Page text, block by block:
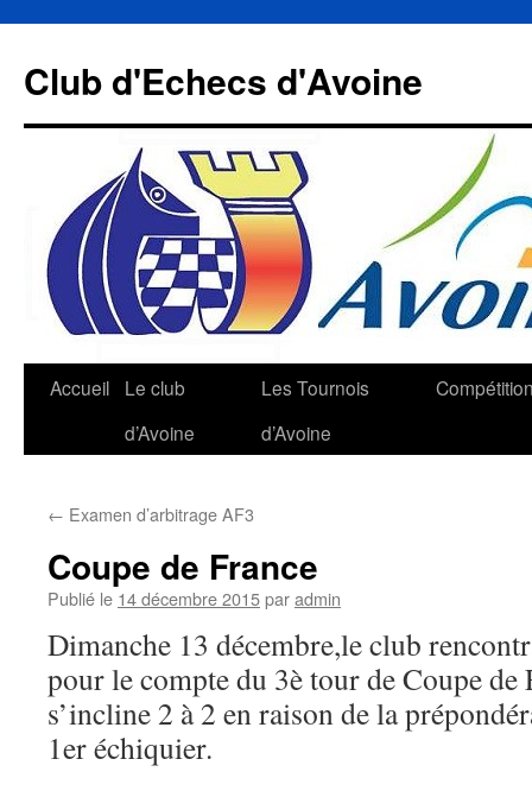
contenu
Club d'Echecs d'Avoine
Accueil
Le club
d’Avoine
Les Tournois
d’Avoine
← Examen d’arbitrage AF3
Coupe de France
Publié le 14 décembre 2015paradmin
Dimanche 13 décembre,le club
pour le compte du 3è tour de Coupe de
s’incline 2 à 2 en raison de la
1er échiquier.